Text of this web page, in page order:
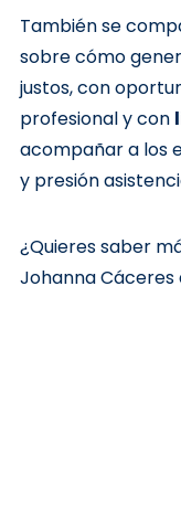
También se
sobre cómo
justos, con
profesional y con
acompañar a los
y presión
¿Quieres saber
Johanna Cáceres